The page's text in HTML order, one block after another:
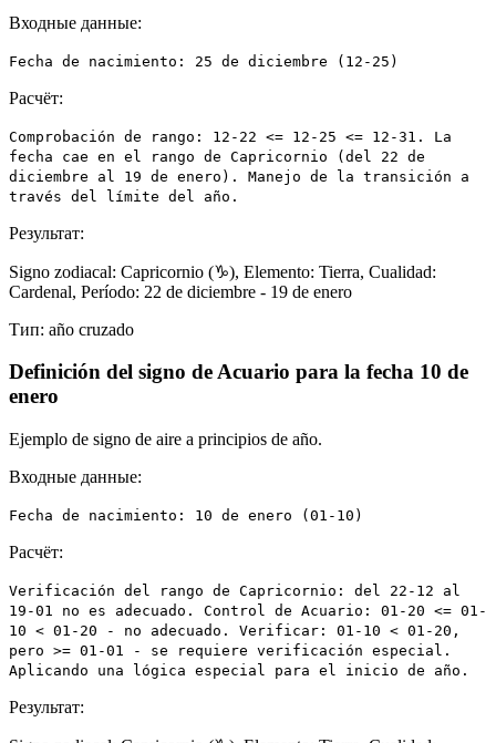
Входные данные:
Fecha de nacimiento: 25 de diciembre (12-25)
Расчёт:
Comprobación de rango: 12-22 <= 12-25 <= 12-31. La
fecha cae en el rango de Capricornio (del 22 de
diciembre al 19 de enero). Manejo de la transición a
través del límite del año.
Результат:
Signo zodiacal: Capricornio (♑), Elemento: Tierra, Cualidad:
Cardenal, Período: 22 de diciembre - 19 de enero
Тип: año cruzado
Definición del signo de Acuario para la fecha 10 de
enero
Ejemplo de signo de aire a principios de año.
Входные данные:
Fecha de nacimiento: 10 de enero (01-10)
Расчёт:
Verificación del rango de Capricornio: del 22-12 al
19-01 no es adecuado. Control de Acuario: 01-20 <= 01-
10 < 01-20 - no adecuado. Verificar: 01-10 < 01-20,
pero >= 01-01 - se requiere verificación especial.
Aplicando una lógica especial para el inicio de año.
Результат: